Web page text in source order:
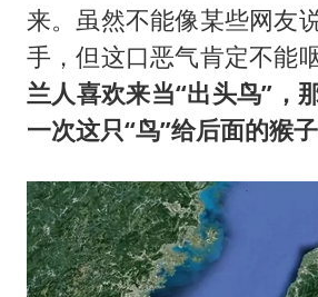
来。虽然不能像某些网友
手，但这口恶气肯定不能咽
兰人喜欢来当“出头鸟”，
一次这只“鸟”给后面的猴子